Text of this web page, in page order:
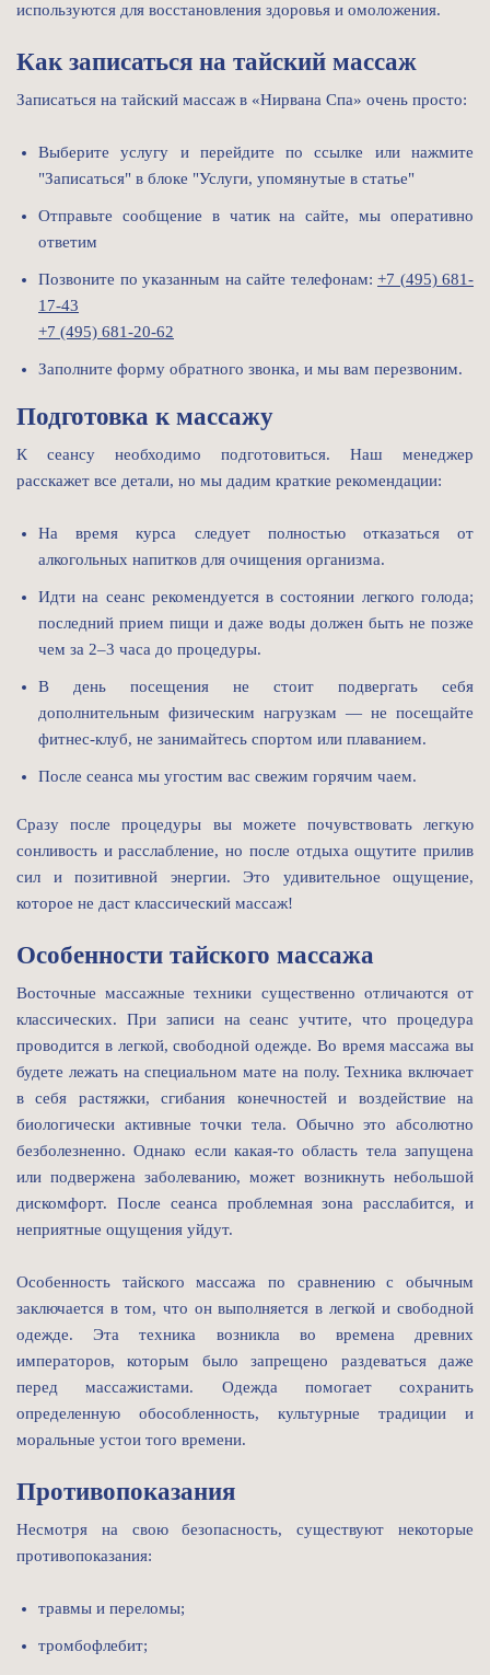
используются для восстановления здоровья и омоложения.
Как записаться на тайский массаж
Записаться на тайский массаж в «Нирвана Спа» очень просто:
Выберите услугу и перейдите по ссылке или нажмите
"Записаться" в блоке "Услуги, упомянутые в статье"
Отправьте сообщение в чатик на сайте, мы оперативно
ответим
Позвоните по указанным на сайте телефонам: +7 (495) 681-
17-43
+7 (495) 681-20-62
Заполните форму обратного звонка, и мы вам перезвоним.
Подготовка к массажу
К сеансу необходимо подготовиться. Наш менеджер
расскажет все детали, но мы дадим краткие рекомендации:
На время курса следует полностью отказаться от
алкогольных напитков для очищения организма.
Идти на сеанс рекомендуется в состоянии легкого голода;
последний прием пищи и даже воды должен быть не позже
чем за 2–3 часа до процедуры.
В день посещения не стоит подвергать себя
дополнительным физическим нагрузкам — не посещайте
фитнес-клуб, не занимайтесь спортом или плаванием.
После сеанса мы угостим вас свежим горячим чаем.
Сразу после процедуры вы можете почувствовать легкую
сонливость и расслабление, но после отдыха ощутите прилив
сил и позитивной энергии. Это удивительное ощущение,
которое не даст классический массаж!
Особенности тайского массажа
Восточные массажные техники существенно отличаются от
классических. При записи на сеанс учтите, что процедура
проводится в легкой, свободной одежде. Во время массажа вы
будете лежать на специальном мате на полу. Техника включает
в себя растяжки, сгибания конечностей и воздействие на
биологически активные точки тела. Обычно это абсолютно
безболезненно. Однако если какая-то область тела запущена
или подвержена заболеванию, может возникнуть небольшой
дискомфорт. После сеанса проблемная зона расслабится, и
неприятные ощущения уйдут.
Особенность тайского массажа по сравнению с обычным
заключается в том, что он выполняется в легкой и свободной
одежде. Эта техника возникла во времена древних
императоров, которым было запрещено раздеваться даже
перед массажистами. Одежда помогает сохранить
определенную обособленность, культурные традиции и
моральные устои того времени.
Противопоказания
Несмотря на свою безопасность, существуют некоторые
противопоказания:
травмы и переломы;
тромбофлебит;